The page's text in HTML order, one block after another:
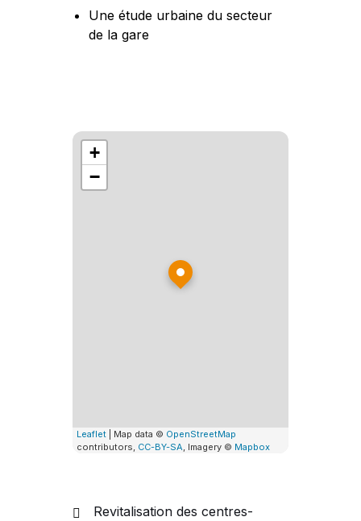
Une étude urbaine du secteur
de la gare
+
−
Leaflet | Map data © OpenStreetMap
contributors, CC-BY-SA, Imagery © Mapbox
Revitalisation des centres-